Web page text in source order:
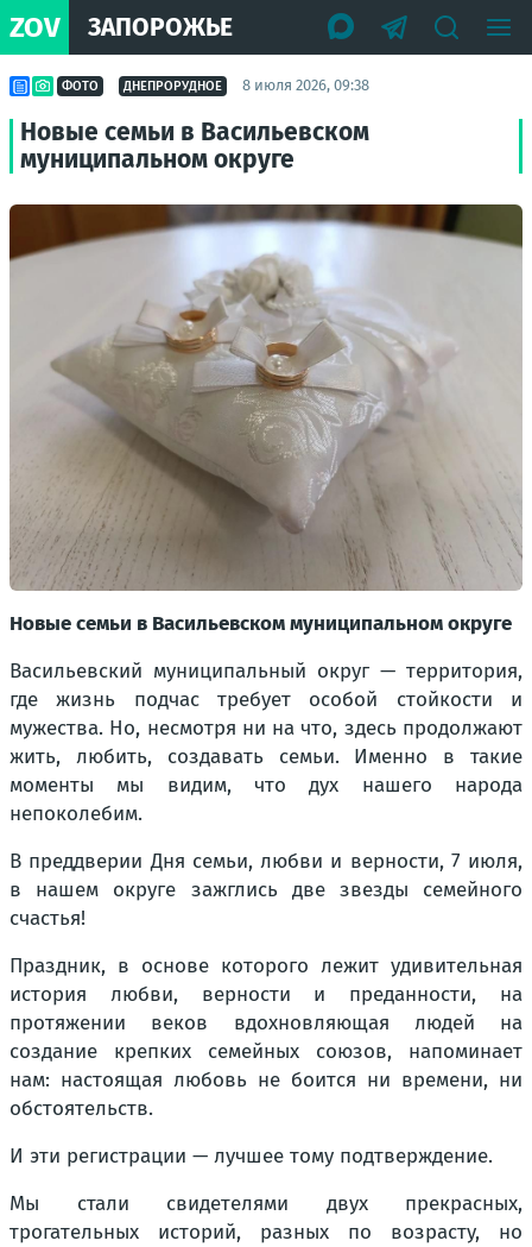
ZOV ЗАПОРОЖЬЕ
ФОТО ДНЕПРОРУДНОЕ 8 июля 2026, 09:38
Новые семьи в Васильевском
муниципальном округе
Новые семьи в Васильевском муниципальном округе
Васильевский муниципальный округ — территория,
где жизнь подчас требует особой стойкости и
мужества. Но, несмотря ни на что, здесь продолжают
жить, любить, создавать семьи. Именно в такие
моменты мы видим, что дух нашего народа
непоколебим.
В преддверии Дня семьи, любви и верности, 7 июля,
в нашем округе зажглись две звезды семейного
счастья!
Праздник, в основе которого лежит удивительная
история любви, верности и преданности, на
протяжении веков вдохновляющая людей на
создание крепких семейных союзов, напоминает
нам: настоящая любовь не боится ни времени, ни
обстоятельств.
И эти регистрации — лучшее тому подтверждение.
Мы стали свидетелями двух прекрасных,
трогательных историй, разных по возрасту, но